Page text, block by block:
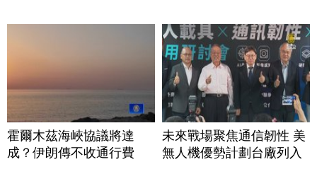
霍爾木茲海峽協議將達
成？伊朗傳不收通行費
未來戰場聚焦通信韌性 美
無人機優勢計劃台廠列入